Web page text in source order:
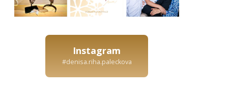
Instagram
#denisa.riha.paleckova